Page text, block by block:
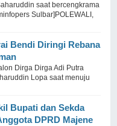
saat bercengkrama
Sulbar]POLEWALI,
Bendi Diringi Rebana
Dirga Dirga Adi Putra
Lopa saat menuju
Bupati dan Sekda
DPRD Majene